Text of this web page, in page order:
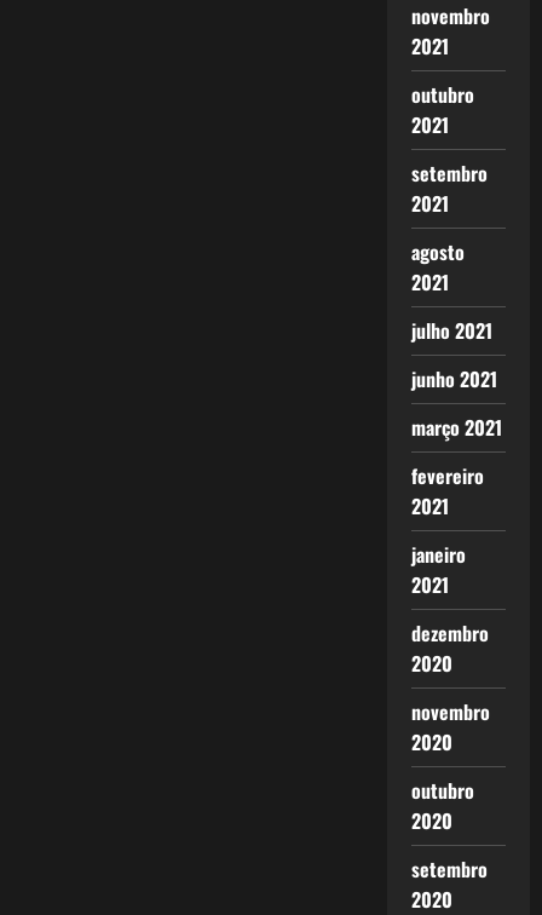
novembro
2021
outubro
2021
setembro
2021
agosto
2021
julho 2021
junho 2021
março 2021
fevereiro
2021
janeiro
2021
dezembro
2020
novembro
2020
outubro
2020
setembro
2020